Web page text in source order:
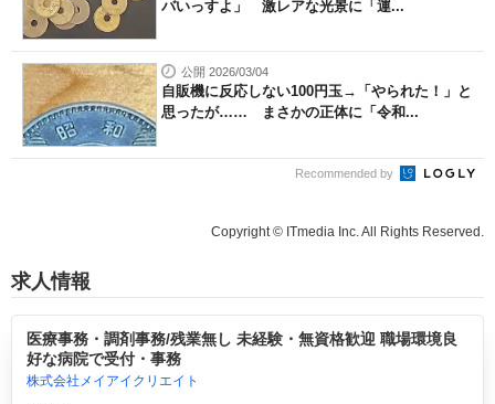
バいっすよ」 激レアな光景に「運...
公開 2026/03/04
自販機に反応しない100円玉→「やられた！」と
思ったが…… まさかの正体に「令和...
Recommended by
Copyright © ITmedia Inc. All Rights Reserved.
求人情報
医療事務・調剤事務/残業無し 未経験・無資格歓迎 職場環境良
好な病院で受付・事務
株式会社メイアイクリエイト